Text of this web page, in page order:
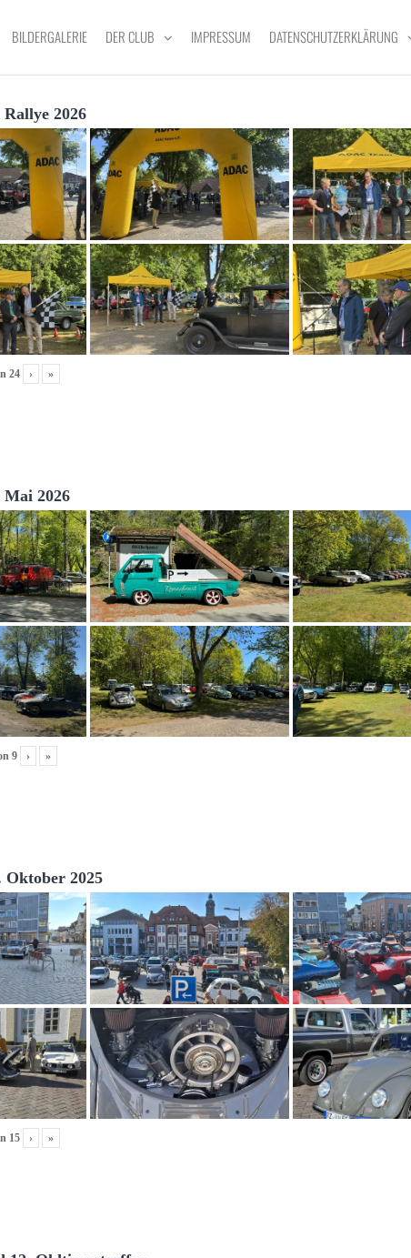
BILDERGALERIE DER CLUB IMPRESSUM DATENSCHUTZERKLÄRUNG
2026
24 › »
Mai 2026
9 › »
2025
15 › »